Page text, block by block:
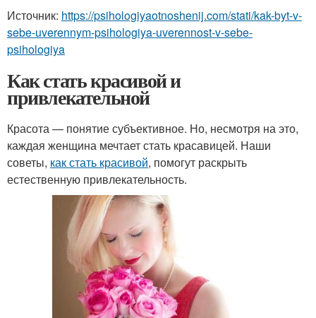
Источник: https://psihologiyaotnoshenij.com/stati/kak-byt-v-
sebe-uverennym-psihologiya-uverennost-v-sebe-
psihologiya
Как стать красивой и
привлекательной
Красота — понятие субъективное. Но, несмотря на это,
каждая женщина мечтает стать красавицей. Наши
советы, как стать красивой, помогут раскрыть
естественную привлекательность.